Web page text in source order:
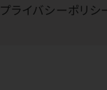
プライバシーポリシ